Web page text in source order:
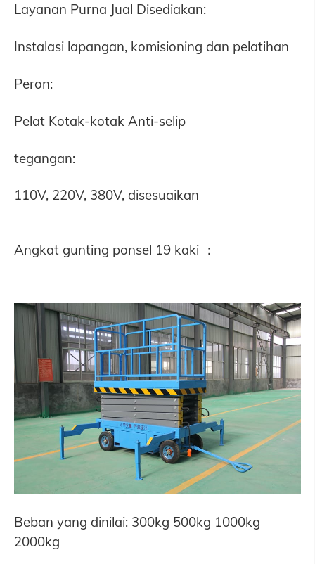
Layanan Purna Jual Disediakan:
Instalasi lapangan, komisioning dan pelatihan
Peron:
Pelat Kotak-kotak Anti-selip
tegangan:
110V, 220V, 380V, disesuaikan
Angkat gunting ponsel 19 kaki ：
Beban yang dinilai: 300kg 500kg 1000kg
2000kg